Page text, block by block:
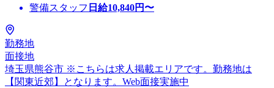
警備スタッフ 日給10,840円〜
勤務地
面接地
埼玉県熊谷市 ※こちらは求人掲載エリアです。勤務地は
【関東近郊】となります。Web面接実施中